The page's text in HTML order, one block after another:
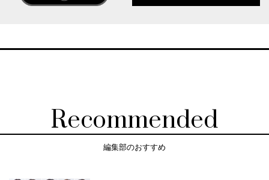
Recommended
編集部のおすすめ